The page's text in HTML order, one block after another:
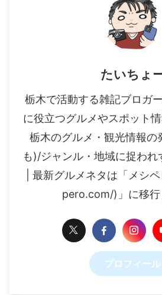
たいちょ
栃木で活動する雑記ブロガ
に役立つグルメやスポット情
栃木のグルメ・観光情報の
も)/ジャンル・地域に捉われ
| 最新グルメネタは「メシ
pero.com/)」に移行
プロフィール